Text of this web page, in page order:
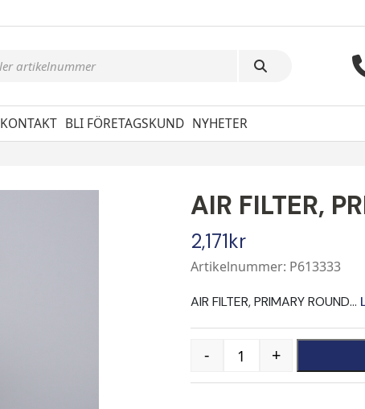
KONTAKT BLI FÖRETAGSKUND NYHETER
AIR FILTER,
2,171kr
Artikelnummer: P613333
AIR FILTER, PRIMARY ROUND...
Quantity
- +